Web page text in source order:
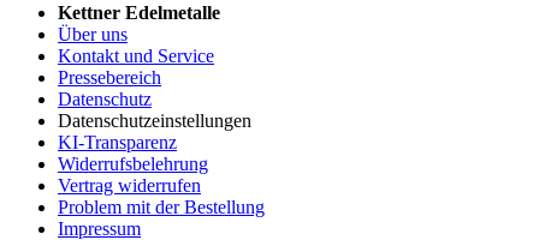
Kettner Edelmetalle
Über uns
Kontakt und Service
Pressebereich
Datenschutz
Datenschutzeinstellungen
KI-Transparenz
Widerrufsbelehrung
Vertrag widerrufen
Problem mit der Bestellung
Impressum